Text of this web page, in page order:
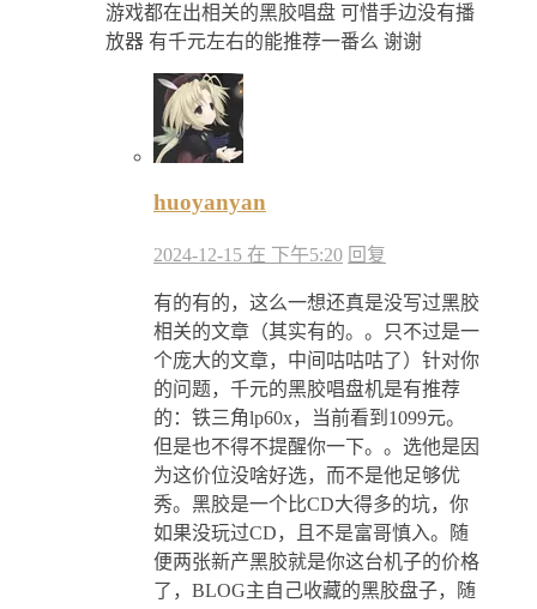
游戏都在出相关的黑胶唱盘 可惜手边没有播
放器 有千元左右的能推荐一番么 谢谢
huoyanyan
2024-12-15 在 下午5:20 回复
有的有的，这么一想还真是没写过黑胶
相关的文章（其实有的。。只不过是一
个庞大的文章，中间咕咕咕了）针对你
的问题，千元的黑胶唱盘机是有推荐
的：铁三角lp60x，当前看到1099元。
但是也不得不提醒你一下。。选他是因
为这价位没啥好选，而不是他足够优
秀。黑胶是一个比CD大得多的坑，你
如果没玩过CD，且不是富哥慎入。随
便两张新产黑胶就是你这台机子的价格
了，BLOG主自己收藏的黑胶盘子，随